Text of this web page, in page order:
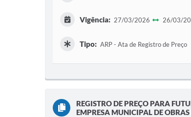
Vigência: 27/03/2026 26/03/
Tipo: ARP - Ata de Registro de Preço
REGISTRO DE PREÇO PARA
EMPRESA MUNICIPAL DE